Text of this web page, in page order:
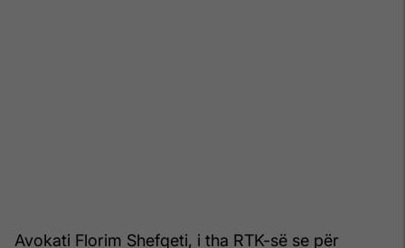
Avokati Florim Shefqeti, i tha RTK-së se për